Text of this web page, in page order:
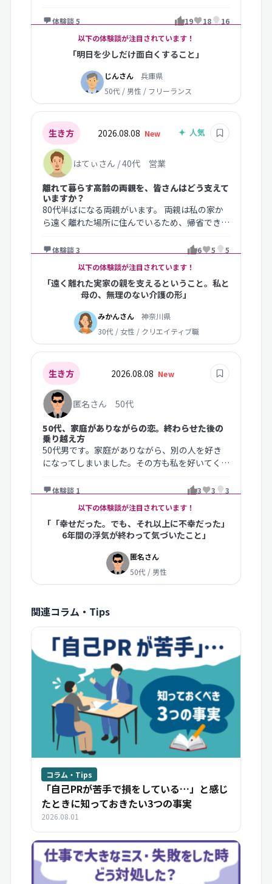
体験談 5 19 18
16
以下の体験談が注目されています！
「明日を少しだけ面白くすること」
じんさん
兵庫県
50代 / 男性 / フリーランス
生き方 2026.08.08 New
離れて暮らす高齢の両親を、皆さんはどう支えて
いますか？
80代半ばになる両親がいます。 両親は私の家か
ら遠く離れた場所に住んでいるため、帰省できる
はてぃさん / 40代 営業
体験談 3 6 5
5
以下の体験談が注目されています！
「遠く離れた実家の親を支えるということ。私と
母の、無理のない介護の形」
みかんさん
神奈川県
30代 / 女性 / クリエイティブ職
生き方 2026.08.08 New
50代、家庭がありながらの恋。終わらせた後の
乗り越え方
50代男です。家庭がありながら、別の人を好き
になってしまいました。その方も私を好いてくれ
匿名さん 50代
体験談 1 3 3
3
以下の体験談が注目されています！
「「幸せだった。でも、それ以上に不幸だった」
6年間の浮気が終わって気づいたこと」
匿名さん
50代 / 男性
関連コラム・Tips
コラム・Tips
「自己PRが苦手で損をしている…」と感じ
たときに知っておきたい3つの事実
2026.08.01